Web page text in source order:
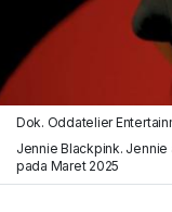
Dok. Oddatelier
Jennie Blackpink.
pada Maret 2025